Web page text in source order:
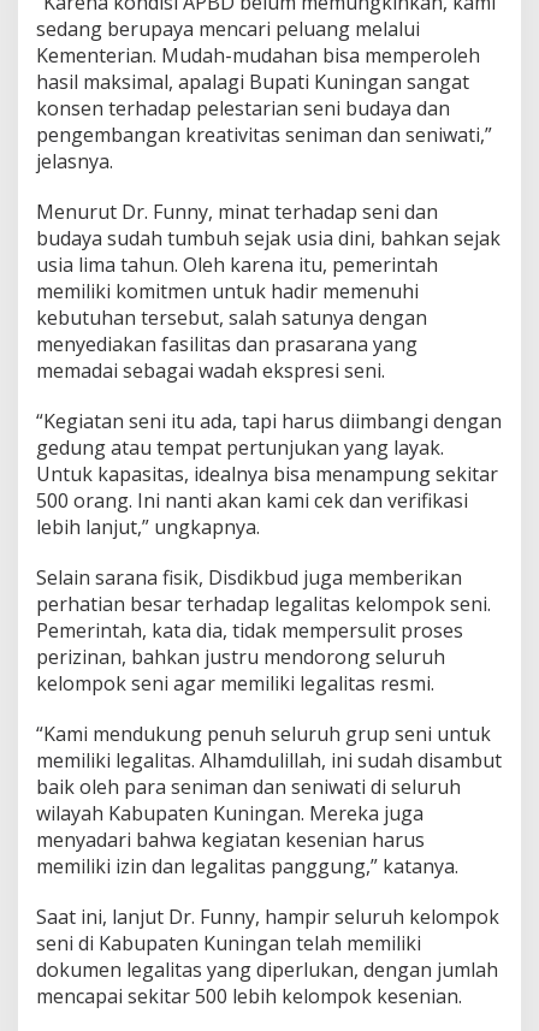
sedang berupaya mencari peluang melalui
Kementerian. Mudah-mudahan bisa memperoleh
hasil maksimal, apalagi Bupati Kuningan sangat
konsen terhadap pelestarian seni budaya dan
pengembangan kreativitas seniman dan seniwati,”
jelasnya.
Menurut Dr. Funny, minat terhadap seni dan
budaya sudah tumbuh sejak usia dini, bahkan sejak
usia lima tahun. Oleh karena itu, pemerintah
memiliki komitmen untuk hadir memenuhi
kebutuhan tersebut, salah satunya dengan
menyediakan fasilitas dan prasarana yang
memadai sebagai wadah ekspresi seni.
“Kegiatan seni itu ada, tapi harus diimbangi dengan
gedung atau tempat pertunjukan yang layak.
Untuk kapasitas, idealnya bisa menampung sekitar
500 orang. Ini nanti akan kami cek dan verifikasi
lebih lanjut,” ungkapnya.
Selain sarana fisik, Disdikbud juga memberikan
perhatian besar terhadap legalitas kelompok seni.
Pemerintah, kata dia, tidak mempersulit proses
perizinan, bahkan justru mendorong seluruh
kelompok seni agar memiliki legalitas resmi.
“Kami mendukung penuh seluruh grup seni untuk
memiliki legalitas. Alhamdulillah, ini sudah disambut
baik oleh para seniman dan seniwati di seluruh
wilayah Kabupaten Kuningan. Mereka juga
menyadari bahwa kegiatan kesenian harus
memiliki izin dan legalitas panggung,” katanya.
Saat ini, lanjut Dr. Funny, hampir seluruh kelompok
seni di Kabupaten Kuningan telah memiliki
dokumen legalitas yang diperlukan, dengan jumlah
mencapai sekitar 500 lebih kelompok kesenian.